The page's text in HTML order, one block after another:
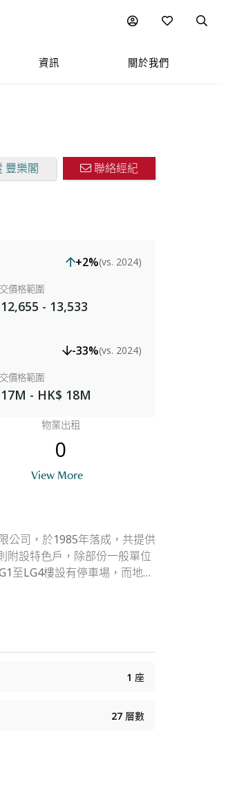
資訊 關於我們
附近熱門項目
豐樂閣 聯絡經紀
+2%(vs. 2024)
價格範圍
- 13,533
-33%(vs. 2024)
價格範圍
- HK$ 18M
物業出租
0
View More
公司，於1985年落成，共提供
附設特色戶，除部份一般單位
至LG4樓設有停車場，而地下
1 座
27 層數